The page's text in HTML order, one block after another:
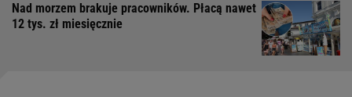
Nad morzem brakuje pracowników. Płacą nawet
12 tys. zł miesięcznie